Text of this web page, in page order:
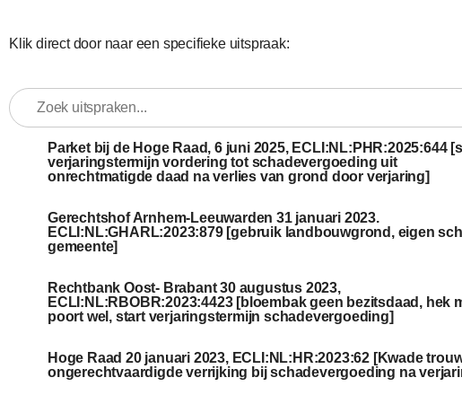
Klik direct door naar een specifieke uitspraak:
Parket bij de Hoge Raad, 6 juni 2025, ECLI:NL:PHR:2025:644
verjaringstermijn vordering tot schadevergoeding uit
onrechtmatigde daad na verlies van grond door verjaring]
Gerechtshof Arnhem-Leeuwarden 31 januari 2023.
ECLI:NL:GHARL:2023:879 [gebruik landbouwgrond, eigen
gemeente]
Rechtbank Oost- Brabant 30 augustus 2023,
ECLI:NL:RBOBR:2023:4423 [bloembak geen bezitsdaad, hek
poort wel, start verjaringstermijn schadevergoeding]
Hoge Raad 20 januari 2023, ECLI:NL:HR:2023:62 [Kwade
ongerechtvaardigde verrijking bij schadevergoeding na